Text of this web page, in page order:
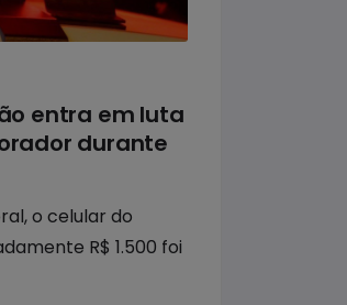
entra em luta
durante
o celular do
R$ 1.500 foi